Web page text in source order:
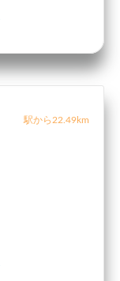
駅から22.49km